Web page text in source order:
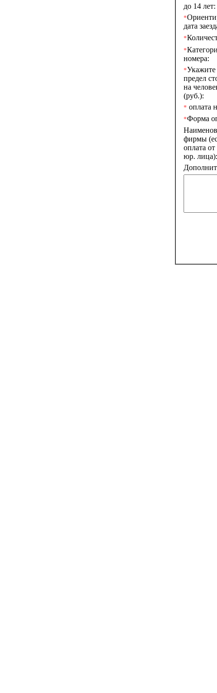
до 14 лет:
*
дата
*
*
номера:
*
предел
на
(руб.):
* оплата
*Форма
фирмы
оплата
юр. лица):